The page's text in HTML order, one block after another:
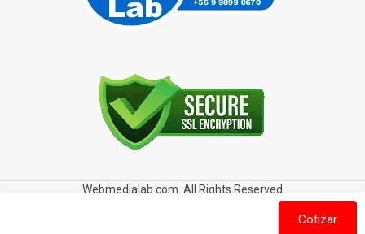
Webmedialab.com. All Rights Reserved
Política de privacidad
Política de Cookies
Cotizar